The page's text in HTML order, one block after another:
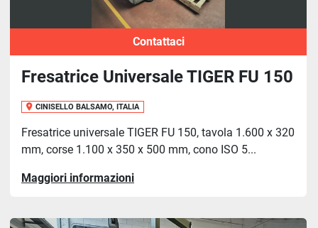
Contattaci
Fresatrice Universale TIGER FU 150
CINISELLO BALSAMO, ITALIA
Fresatrice universale TIGER FU 150, tavola 1.600 x 320
mm, corse 1.100 x 350 x 500 mm, cono ISO 5...
Maggiori informazioni